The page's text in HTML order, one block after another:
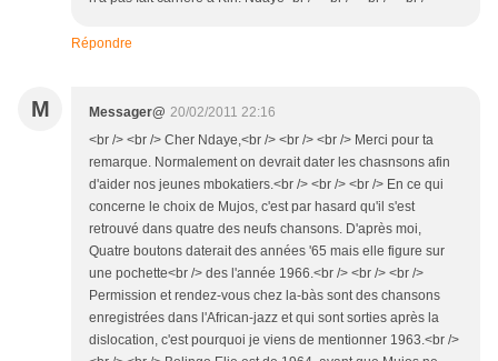
Répondre
M Messager@ 20/02/2011 22:16
<br /> <br /> Cher Ndaye,<br /> <br /> <br /> Merci pour ta
remarque. Normalement on devrait dater les chasnsons afin
d'aider nos jeunes mbokatiers.<br /> <br /> <br /> En ce qui
concerne le choix de Mujos, c'est par hasard qu'il s'est
retrouvé dans quatre des neufs chansons. D'après moi,
Quatre boutons daterait des années '65 mais elle figure sur
une pochette<br /> des l'année 1966.<br /> <br /> <br />
Permission et rendez-vous chez la-bàs sont des chansons
enregistrées dans l'African-jazz et qui sont sorties après la
dislocation, c'est pourquoi je viens de mentionner 1963.<br />